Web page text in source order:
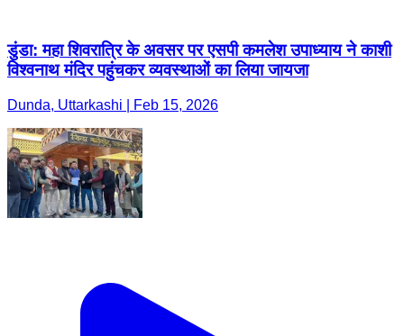
डुंडा: महा शिवरात्रि के अवसर पर एसपी कमलेश उपाध्याय ने काशी
विश्वनाथ मंदिर पहुंचकर व्यवस्थाओं का लिया जायजा
Dunda, Uttarkashi | Feb 15, 2026